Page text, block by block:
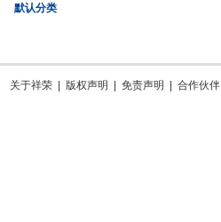
默认分类
关于祥荣 | 版权声明 | 免责声明 | 合作伙伴